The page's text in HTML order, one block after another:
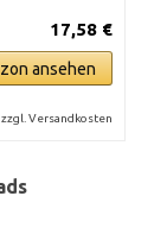
17,58 €
ansehen
Versandkosten